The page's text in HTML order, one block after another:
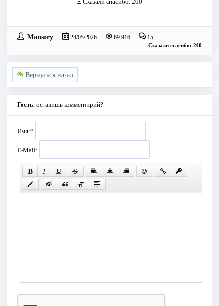
Сказали спасибо: 200
Mansory 24/05/2026 69 916 15
Сказали спасибо: 200
Вернуться назад
Гость , оставишь комментарий?
Имя:*
E-Mail: